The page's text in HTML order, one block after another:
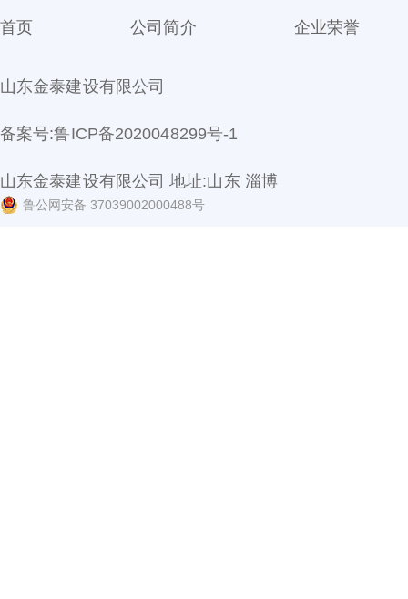
首页 公司简介 企业荣誉
山东金泰建设有限公司
备案号:鲁ICP备2020048299号-1
山东金泰建设有限公司 地址:山东 淄博
鲁公网安备 37039002000488号